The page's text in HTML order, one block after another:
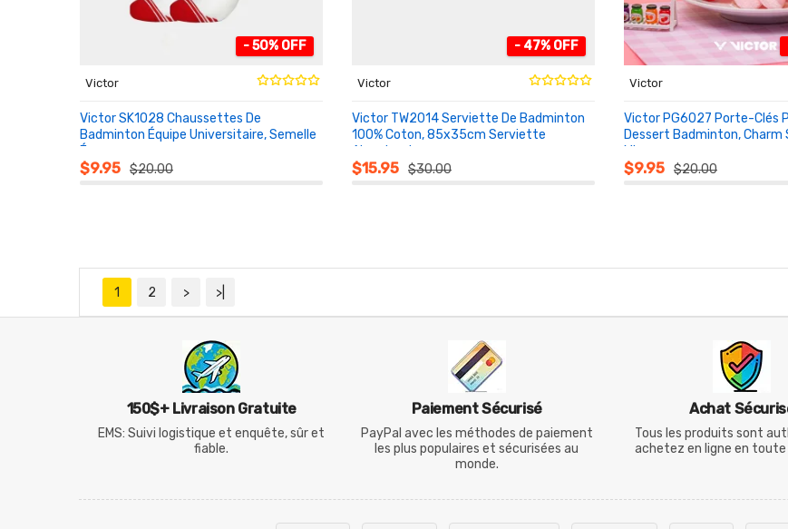
- 50% OFF
Victor
Victor SK1028 Chaussettes De
Badminton Équipe Universitaire, Semelle
Éponge
$9.95 $20.00
- 47% OFF
Victor
Victor TW2014 Serviette De Badminton
100% Coton, 85x35cm Serviette
Absorbante
$15.95 $30.00
Victor
Victor PG6027 Porte-Clés
Dessert Badminton, Charm
Mignon
$9.95 $20.00
1 2 > >|
150$+ Livraison Gratuite
EMS: Suivi logistique et enquête, sûr et
fiable.
Paiement Sécurisé
PayPal avec les méthodes de paiement
les plus populaires et sécurisées au
monde.
Achat
Tous les produits sont
achetez en ligne en toute